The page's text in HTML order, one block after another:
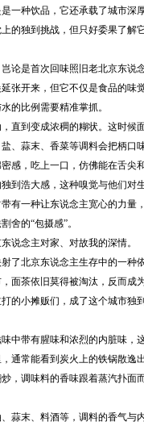
一种饮品，它还承载了城市深
的独到挑战，但只好委果了解
论是首次回味照旧老北京东说
张开来，但它不仅是食品的味
的比例需要精准掌抓。
直到变成浓稠的糊状。这时候
、蒜末、香菜等调料会把柄口
感，吃上一口，仿佛能在舌尖
到浩大感，这种嗅觉与他们对
有一种让东说念主宽心的力量
舍的“包摄感”。
说念主对家、对故我的深情。
了北京东说念主生存中的一种
面茶依旧莫得被淘汰，反而成
的小摊贩们，成了这个城市独
中带有腥味和浓烈的内脏味，
通常能看到炭火上的铁锅散逸
，调味料的香味跟着蒸汽扑面
蒜末、料酒等，调料的香气与